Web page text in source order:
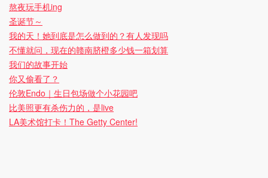
熬夜玩手机ing
圣诞节～
我的天！她到底是怎么做到的？有人发现吗
不懂就问，现在的赣南脐橙多少钱一箱划算
我们的故事开始
你又偷看了？
伦敦Endo｜生日包场做个小花园吧
比美照更有杀伤力的，是live
LA美术馆打卡！The Getty Center!